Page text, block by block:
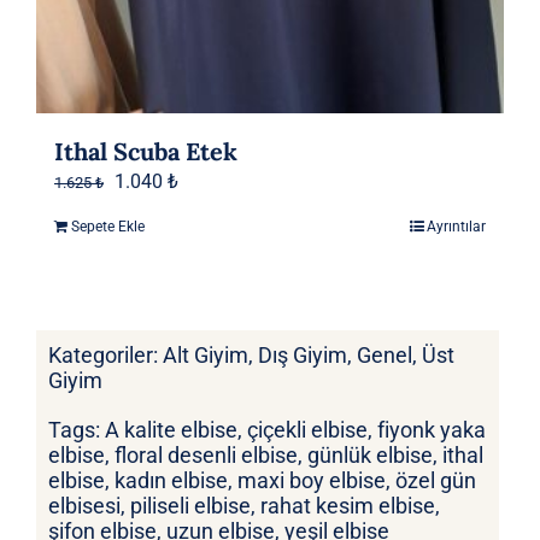
Ithal Scuba Etek
1.625₺
Orijinal
1.040 ₺Şu
Sepete Ekle Ayrıntılar
Kategoriler: Alt Giyim, Dış Giyim, Genel, Üst
Giyim
Tags: A kalite elbise, çiçekli elbise, fiyonk yaka
elbise, floral desenli elbise, günlük elbise, ithal
elbise, kadın elbise, maxi boy elbise, özel gün
elbisesi, piliseli elbise, rahat kesim elbise,
şifon elbise, uzun elbise, yeşil elbise